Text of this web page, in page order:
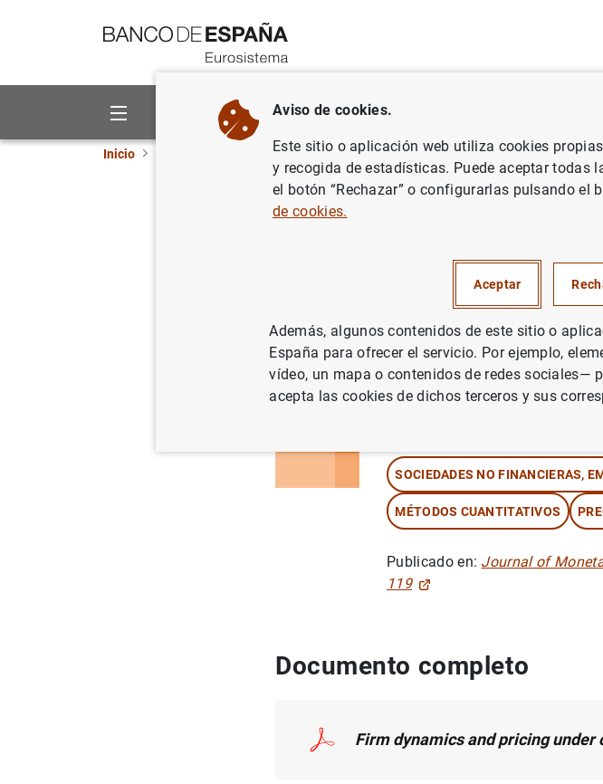
Sobre el Banco Áreas de actuación
Inicio Análisis económico e investigación Documentos de
Firm dynamics and
capital accumulation
05/11/2018
Serie: Documentos de Trabajo.
SOCIEDADES NO FINANCIERAS,
MÉTODOS CUANTITATIVOS
Publicado en: Journal of
119
Documento completo
Firm dynamics and pricing
Aviso de cookies.
Este sitio o aplicación web utiliza cookies
y recogida de estadísticas. Puede aceptar todas
el botón “Rechazar” o configurarlas pulsando
de cookies.
Aceptar
Además, algunos contenidos de este sitio o
España para ofrecer el servicio. Por ejemplo,
vídeo, un mapa o contenidos de redes sociales—
acepta las cookies de dichos terceros y sus